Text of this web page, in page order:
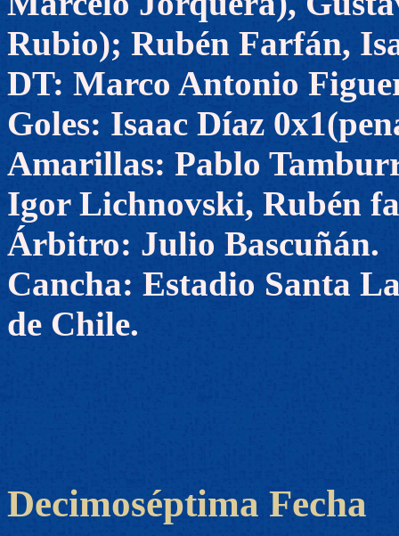
Rubio); Rubén Farfán,
DT: Marco Antonio
Goles: Isaac Díaz
Amarillas: Pablo
Igor Lichnovski, Rubén
Árbitro: Julio Bascuñán.
Cancha: Estadio Santa
de Chile.
Decimoséptima Fecha